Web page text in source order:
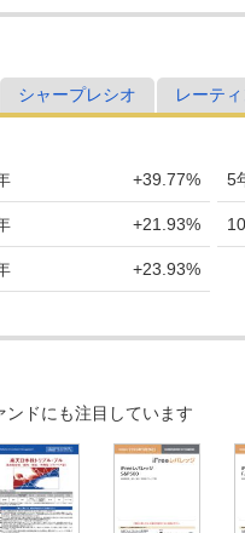
シャープレシオ レーテ
+39.77%
+21.93%
+23.93%
5
ンドにも注目しています